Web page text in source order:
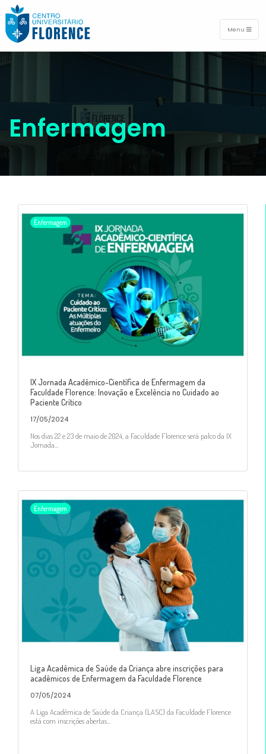
Menu
Enfermagem
Enfermagem
IX Jornada Acadêmico-Científica de Enfermagem da
Faculdade Florence: Inovação e Excelência no Cuidado ao
Paciente Crítico
17/05/2024
Nos dias 22 e 23 de maio de 2024, a Faculdade Florence será palco da IX
Jornada...
Enfermagem
Liga Acadêmica de Saúde da Criança abre inscrições para
acadêmicos de Enfermagem da Faculdade Florence
07/05/2024
A Liga Acadêmica de Saúde da Criança (LASC) da Faculdade Florence
está com inscrições abertas...